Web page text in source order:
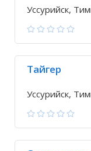
Уссурийск,
Тайгер
Уссурийск,